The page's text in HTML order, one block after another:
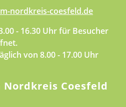
nordkreis-coesfeld.de
- 16.30 Uhr für Besucher
von 8.00 - 17.00 Uhr
Coesfeld